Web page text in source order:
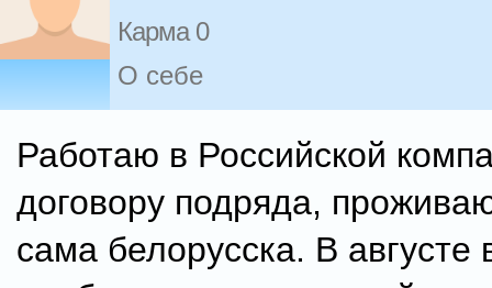
Карма 0
О себе
Работаю в Российской
договору подряда,
сама белорусска. В августе